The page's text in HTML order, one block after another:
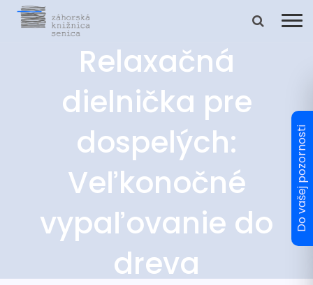
Relaxačná
dielnička pre
dospelých:
Veľkonočné
vypaľovanie do
dreva